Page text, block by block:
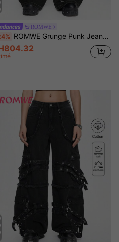
ROMWE
ROMWE Grunge Punk Jeans femme relaxed fit, style grunge, effet vintage usé, avec imprimé croix et vignes surdimensionné